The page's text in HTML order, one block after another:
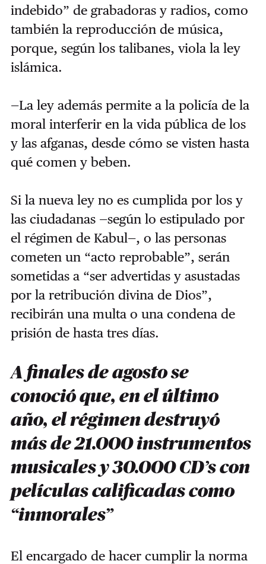
indebido” de grabadoras y radios, como
también la reproducción de música,
porque, según los talibanes, viola la ley
islámica.
—La ley además permite a la policía de la
moral interferir en la vida pública de los
y las afganas, desde cómo se visten hasta
qué comen y beben.
Si la nueva ley no es cumplida por los y
las ciudadanas —según lo estipulado por
el régimen de Kabul—, o las personas
cometen un “acto reprobable”, serán
sometidas a “ser advertidas y asustadas
por la retribución divina de Dios”,
recibirán una multa o una condena de
prisión de hasta tres días.
A finales de agosto se
conoció que, en el último
año, el régimen destruyó
más de 21.000 instrumentos
musicales y 30.000 CD’s con
películas calificadas como
“inmorales”
El encargado de hacer cumplir la norma